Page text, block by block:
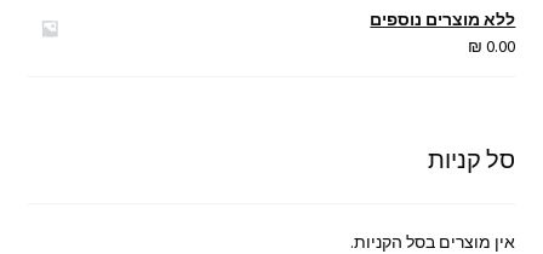
ללא מוצרים נוספים
₪ 0.00
סל קניות
אין מוצרים בסל הקניות.